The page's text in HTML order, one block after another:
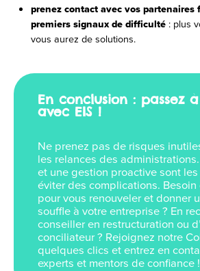
prenez contact avec vos partenaires
premiers signaux de difficulté : plus
vous aurez de solutions.
En conclusion : passez
avec EIS !
Ne prenez pas de risques
les relances des
et une gestion proactive sont
éviter des complications. Besoin
pour vous renouveler et donner
souffle à votre entreprise ? En
conseiller en restructuration ou
conciliateur ? Rejoignez notre
quelques clics et entrez en
experts et mentors de confiance !